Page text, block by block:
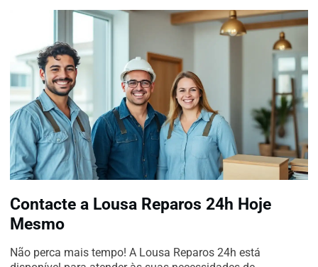
Contacte a Lousa Reparos 24h Hoje
Mesmo
Não perca mais tempo! A Lousa Reparos 24h está